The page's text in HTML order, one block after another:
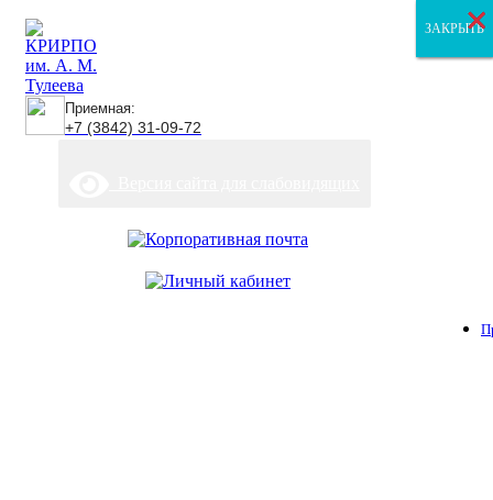
Приемная:
+7 (3842) 31-09-72
ЗАКРЫТЬ
ЗАКРЫТЬ
ЗАКРЫТЬ
×
×
×